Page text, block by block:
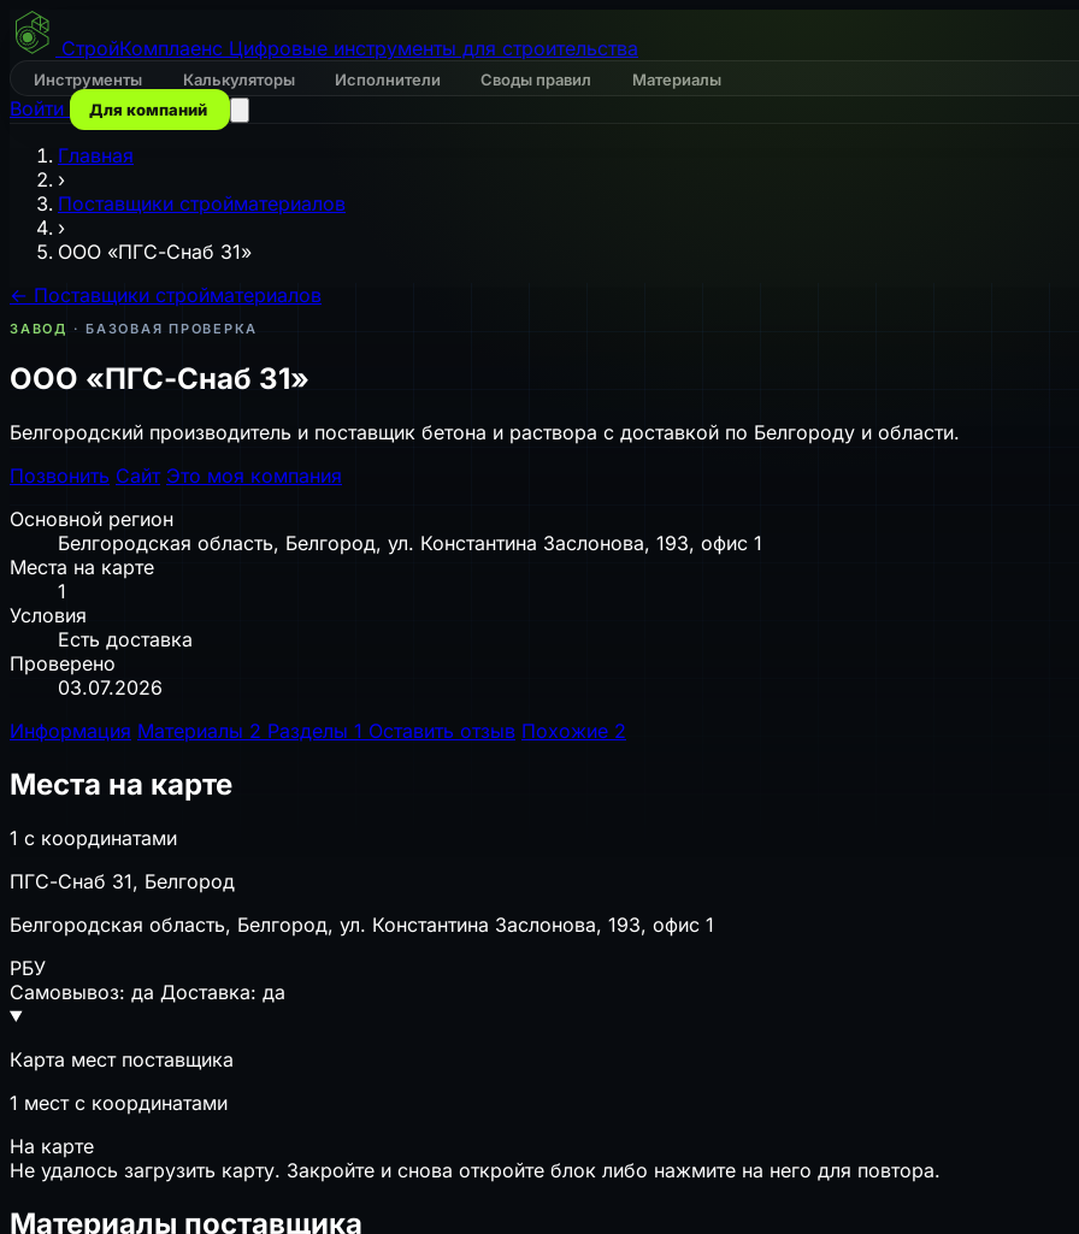
СтройКомплаенс Цифровые инструменты для строительства
Инструменты Калькуляторы Исполнители Своды правил Материалы
Войти Для компаний
Главная
›
Поставщики стройматериалов
›
ООО «ПГС-Снаб 31»
← Поставщики стройматериалов
ЗАВОД · БАЗОВАЯ ПРОВЕРКА
ООО «ПГС-Снаб 31»
Белгородский производитель и поставщик бетона и раствора с доставкой по Белгороду и области.
Позвонить Сайт Это моя компания
Основной регион
Белгородская область, Белгород, ул. Константина Заслонова, 193, офис 1
Места на карте
1
Условия
Есть доставка
Проверено
03.07.2026
Информация Материалы 2 Разделы 1 Оставить отзыв Похожие 2
Места на карте
1 с координатами
ПГС-Снаб 31, Белгород
Белгородская область, Белгород, ул. Константина Заслонова, 193, офис 1
РБУ
Самовывоз: да Доставка: да
Карта мест поставщика
1 мест с координатами
На карте
Не удалось загрузить карту. Закройте и снова откройте блок либо нажмите на него для повтора.
Материалы поставщика